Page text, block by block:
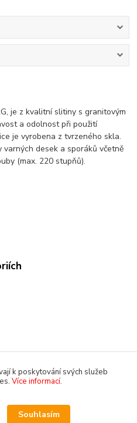
je z kvalitní slitiny s granitovým
a odolnost při použití
je vyrobena z tvrzeného skla.
desek a sporáků včetně
(max. 220 stupňů).
k poskytování svých služeb
Více informací.
Souhlasím